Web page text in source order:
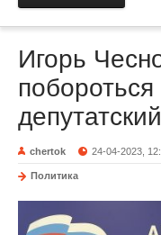
Игорь
chertok 24-04-2023,
Политика